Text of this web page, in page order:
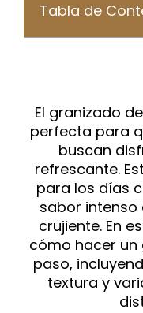
Tabla de
El granizado
perfecta para
buscan
refrescante.
para los días
sabor intenso
crujiente. En
cómo hacer
paso,
textura y